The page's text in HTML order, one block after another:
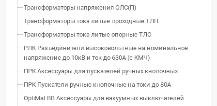
Трансформаторы напряжения ОЛС(П)
Трансформаторы тока литые проходные ТЛП
Трансформаторы тока литые опорные ТЛО
РЛК Разъединители высоковольтные на номинальное
напряжение до 10кВ и ток до 630А (с КМЧ)
ПРК Аксессуары для пускателей ручных кнопочных
ПРК Пускатели ручные кнопочные на токи до 80А
OptiMat BB Аксессуары для вакуумных выключателей